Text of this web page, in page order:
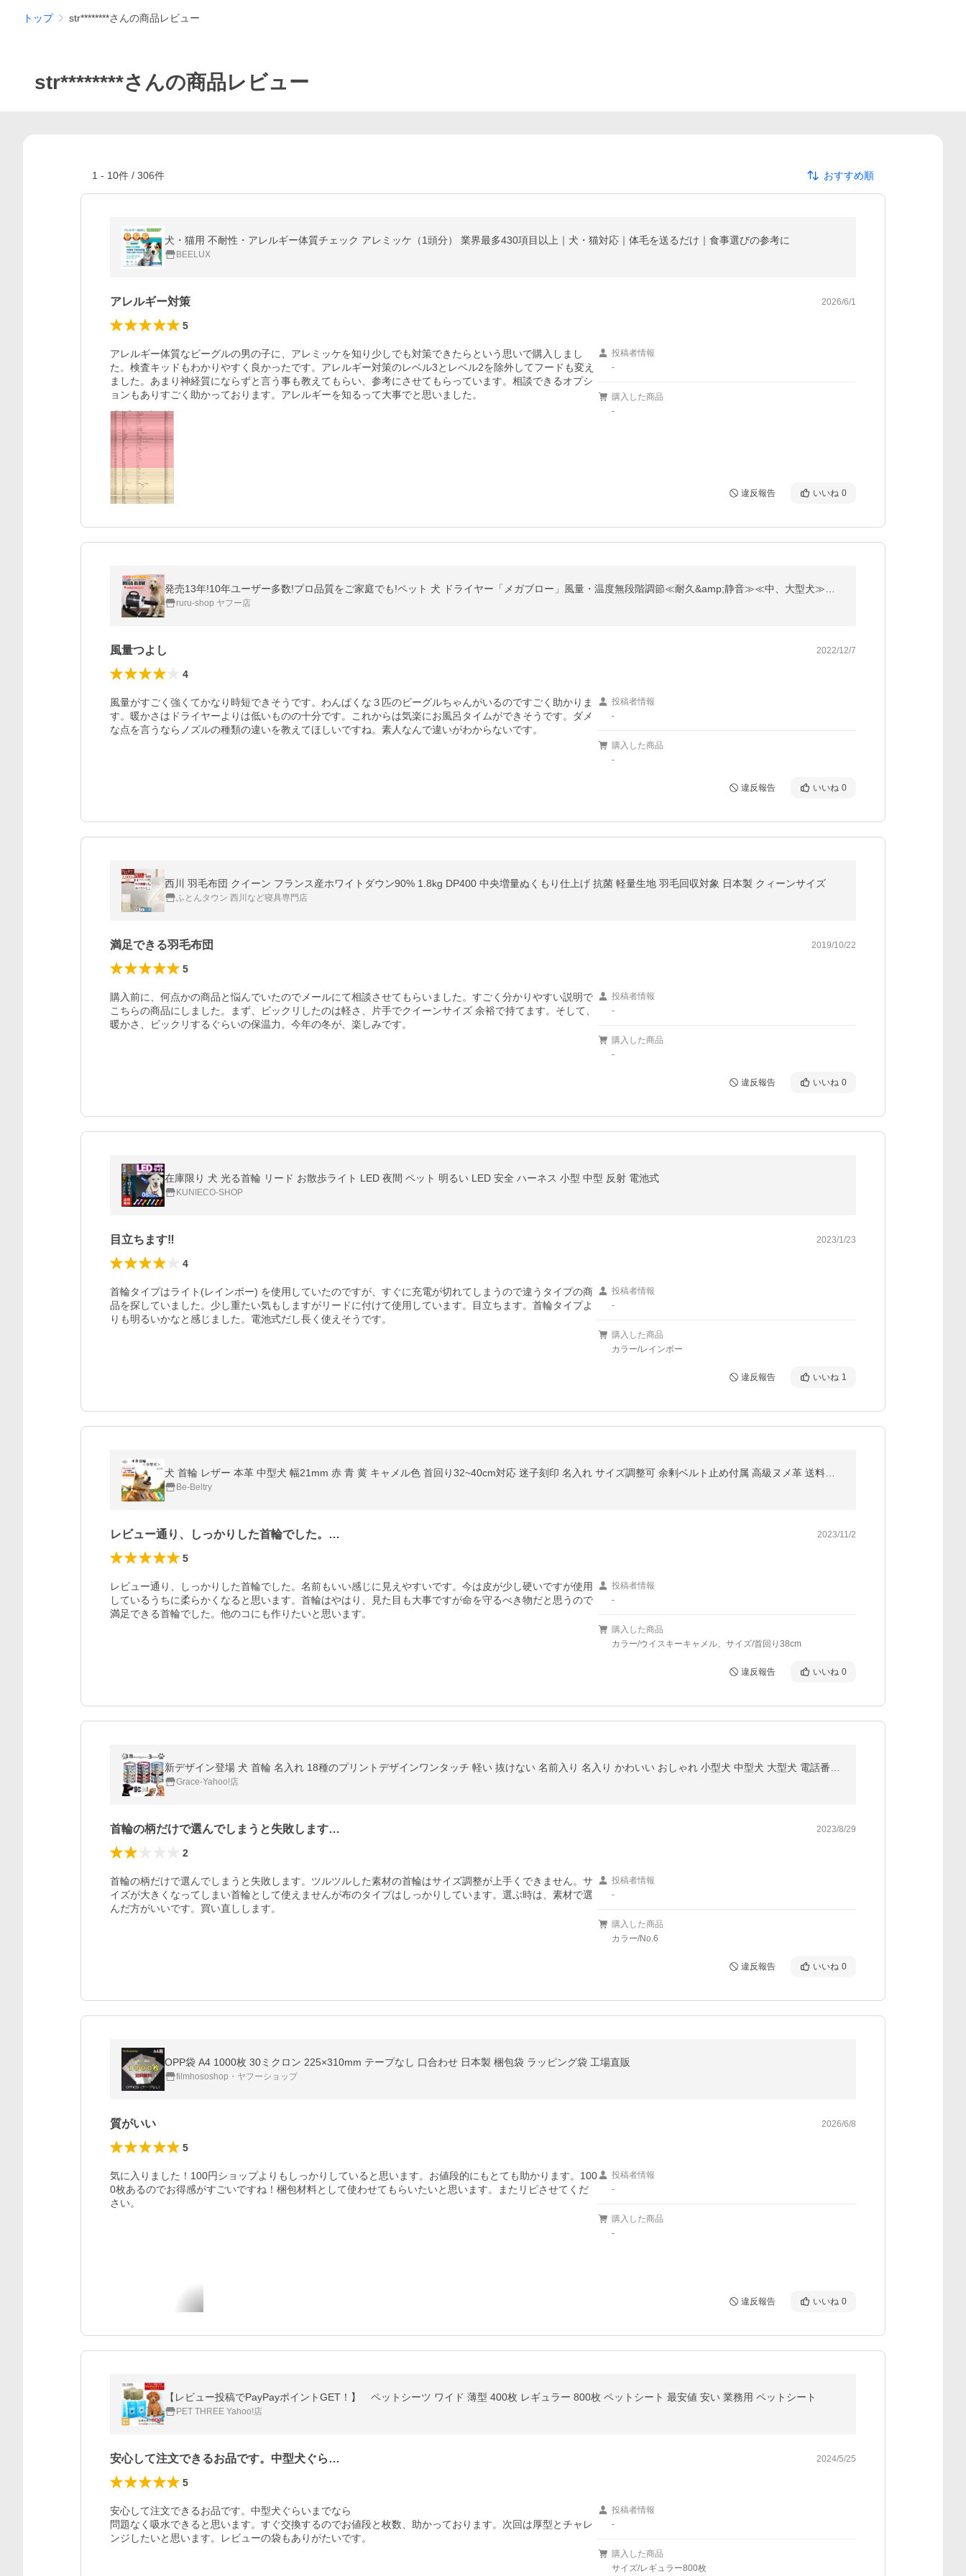
トップ str********さんの商品レビュー
str********さんの商品レビュー
1 - 10件 / 306件 おすすめ順
犬・猫用 不耐性・アレルギー体質チェック アレミッケ（1頭分） 業界最多430項目以上｜犬・猫対応｜体毛を送るだけ｜食事選びの参考に
BEELUX
アレルギー対策 2026/6/1
5
アレルギー体質なビーグルの男の子に、アレミッケを知り少しでも対策できたらという思いで購入しまし
た。検査キッドもわかりやすく良かったです。アレルギー対策のレベル3とレベル2を除外してフードも変え
ました。あまり神経質にならずと言う事も教えてもらい、参考にさせてもらっています。相談できるオプシ
ョンもありすごく助かっております。アレルギーを知るって大事でと思いました。
投稿者情報
-
購入した商品
-
違反報告 いいね 0
ruru-shop ヤフー店
風量つよし 2022/12/7
4
風量がすごく強くてかなり時短できそうです。わんぱくな３匹のビーグルちゃんがいるのですごく助かりま
す。暖かさはドライヤーよりは低いものの十分です。これからは気楽にお風呂タイムができそうです。ダメ
な点を言うならノズルの種類の違いを教えてほしいですね。素人なんで違いがわからないです。
投稿者情報
-
購入した商品
-
違反報告 いいね 0
西川 羽毛布団 クイーン フランス産ホワイトダウン90% 1.8kg DP400 中央増量ぬくもり仕上げ 抗菌 軽量生地 羽毛回収対象 日本製 クィーンサイズ
ふとんタウン 西川など寝具専門店
満足できる羽毛布団 2019/10/22
5
購入前に、何点かの商品と悩んでいたのでメールにて相談させてもらいました。すごく分かりやすい説明で
こちらの商品にしました。まず、ビックリしたのは軽さ、片手でクイーンサイズ 余裕で持てます。そして、
暖かさ、ビックリするぐらいの保温力。今年の冬が、楽しみです。
投稿者情報
-
購入した商品
-
違反報告 いいね 0
在庫限り 犬 光る首輪 リード お散歩ライト LED 夜間 ペット 明るい LED 安全 ハーネス 小型 中型 反射 電池式
KUNIECO-SHOP
目立ちます‼︎ 2023/1/23
4
首輪タイプはライト(レインボー) を使用していたのですが、すぐに充電が切れてしまうので違うタイプの商
品を探していました。少し重たい気もしますがリードに付けて使用しています。目立ちます。首輪タイプよ
りも明るいかなと感じました。電池式だし長く使えそうです。
投稿者情報
-
購入した商品
カラー/レインボー
違反報告 いいね 1
Be-Beltry
レビュー通り、しっかりした首輪でした。… 2023/11/2
5
レビュー通り、しっかりした首輪でした。名前もいい感じに見えやすいです。今は皮が少し硬いですが使用
しているうちに柔らかくなると思います。首輪はやはり、見た目も大事ですが命を守るべき物だと思うので
満足できる首輪でした。他のコにも作りたいと思います。
投稿者情報
-
購入した商品
カラー/ウイスキーキャメル、サイズ/首回り38cm
違反報告 いいね 0
Grace-Yahoo!店
首輪の柄だけで選んでしまうと失敗します… 2023/8/29
2
首輪の柄だけで選んでしまうと失敗します。ツルツルした素材の首輪はサイズ調整が上手くできません。サ
イズが大きくなってしまい首輪として使えませんが布のタイプはしっかりしています。選ぶ時は、素材で選
んだ方がいいです。買い直しします。
投稿者情報
-
購入した商品
カラー/No.6
違反報告 いいね 0
OPP袋 A4 1000枚 30ミクロン 225×310mm テープなし 口合わせ 日本製 梱包袋 ラッピング袋 工場直販
filmhososhop・ヤフーショップ
質がいい 2026/6/8
5
気に入りました！100円ショップよりもしっかりしていると思います。お値段的にもとても助かります。100
0枚あるのでお得感がすごいですね！梱包材料として使わせてもらいたいと思います。またリピさせてくだ
さい。
投稿者情報
-
購入した商品
-
違反報告 いいね 0
【レビュー投稿でPayPayポイントGET！】 ペットシーツ ワイド 薄型 400枚 レギュラー 800枚 ペットシート 最安値 安い 業務用 ペットシート
PET THREE Yahoo!店
安心して注文できるお品です。中型犬ぐら… 2024/5/25
5
安心して注文できるお品です。中型犬ぐらいまでなら
問題なく吸水できると思います。すぐ交換するのでお値段と枚数、助かっております。次回は厚型とチャレ
ンジしたいと思います。レビューの袋もありがたいです。
投稿者情報
-
購入した商品
サイズ/レギュラー800枚